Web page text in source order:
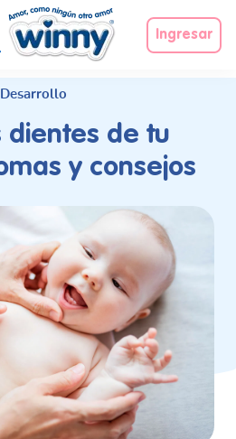
Ingresar
Desarrollo
dientes de tu
y consejos